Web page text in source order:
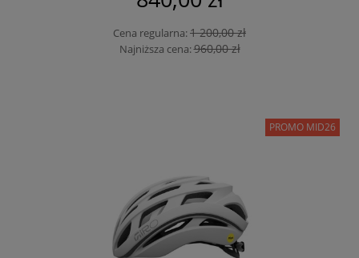
Cena regularna:1 200,00 zł
Najniższa cena:960,00 zł
PROMO MID26